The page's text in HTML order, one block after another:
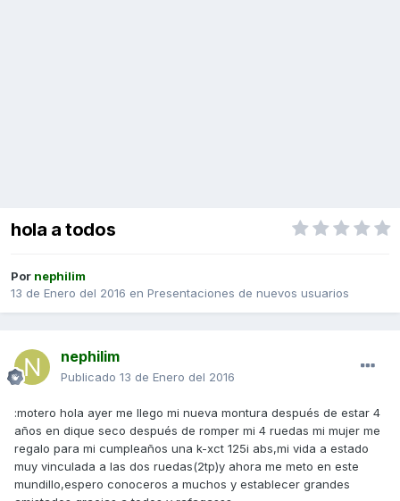
hola a todos
Por nephilim
13 de Enero del 2016 en Presentaciones de nuevos usuarios
nephilim
Publicado 13 de Enero del 2016
:motero hola ayer me llego mi nueva montura después de estar 4
años en dique seco después de romper mi 4 ruedas mi mujer me
regalo para mi cumpleaños una k-xct 125i abs,mi vida a estado
muy vinculada a las dos ruedas(2tp)y ahora me meto en este
mundillo,espero conoceros a muchos y establecer grandes